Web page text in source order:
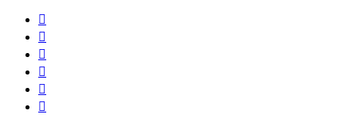





